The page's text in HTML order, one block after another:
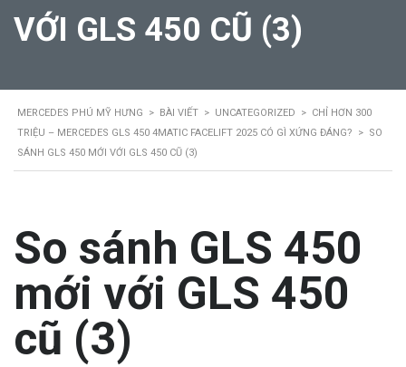
VỚI GLS 450 CŨ (3)
MERCEDES PHÚ MỸ HƯNG > BÀI VIẾT > UNCATEGORIZED > CHỈ HƠN 300
TRIỆU – MERCEDES GLS 450 4MATIC FACELIFT 2025 CÓ GÌ XỨNG ĐÁNG?
> SO
SÁNH GLS 450 MỚI VỚI GLS 450 CŨ (3)
So sánh GLS 450
mới với GLS 450
cũ (3)